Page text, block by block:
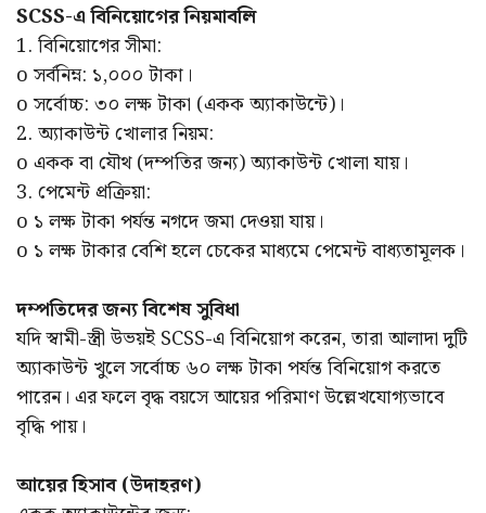
SCSS-এ বিনিয়োগের নিয়মাবলি
1. বিনিয়োগের সীমা:
o সর্বনিম্ন: ১,০০০ টাকা।
o সর্বোচ্চ: ৩০ লক্ষ টাকা (একক অ্যাকাউন্টে)।
2. অ্যাকাউন্ট খোলার নিয়ম:
o একক বা যৌথ (দম্পতির জন্য) অ্যাকাউন্ট খোলা যায়।
3. পেমেন্ট প্রক্রিয়া:
o ১ লক্ষ টাকা পর্যন্ত নগদে জমা দেওয়া যায়।
o ১ লক্ষ টাকার বেশি হলে চেকের মাধ্যমে পেমেন্ট বাধ্যতামূলক।
দম্পতিদের জন্য বিশেষ সুবিধা
যদি স্বামী-স্ত্রী উভয়ই SCSS-এ বিনিয়োগ করেন, তারা আলাদা দুটি
অ্যাকাউন্ট খুলে সর্বোচ্চ ৬০ লক্ষ টাকা পর্যন্ত বিনিয়োগ করতে
পারেন। এর ফলে বৃদ্ধ বয়সে আয়ের পরিমাণ উল্লেখযোগ্যভাবে
বৃদ্ধি পায়।
আয়ের হিসাব (উদাহরণ)